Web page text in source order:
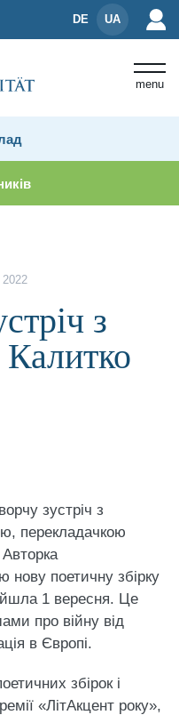
DE UA
menu
зустріч з Катериною
з
зустріч з
перекладачкою
нову поетичну збірку
1 вересня. Це
про війну від
в Європі.
збірок і
«ЛітАкцент року»,